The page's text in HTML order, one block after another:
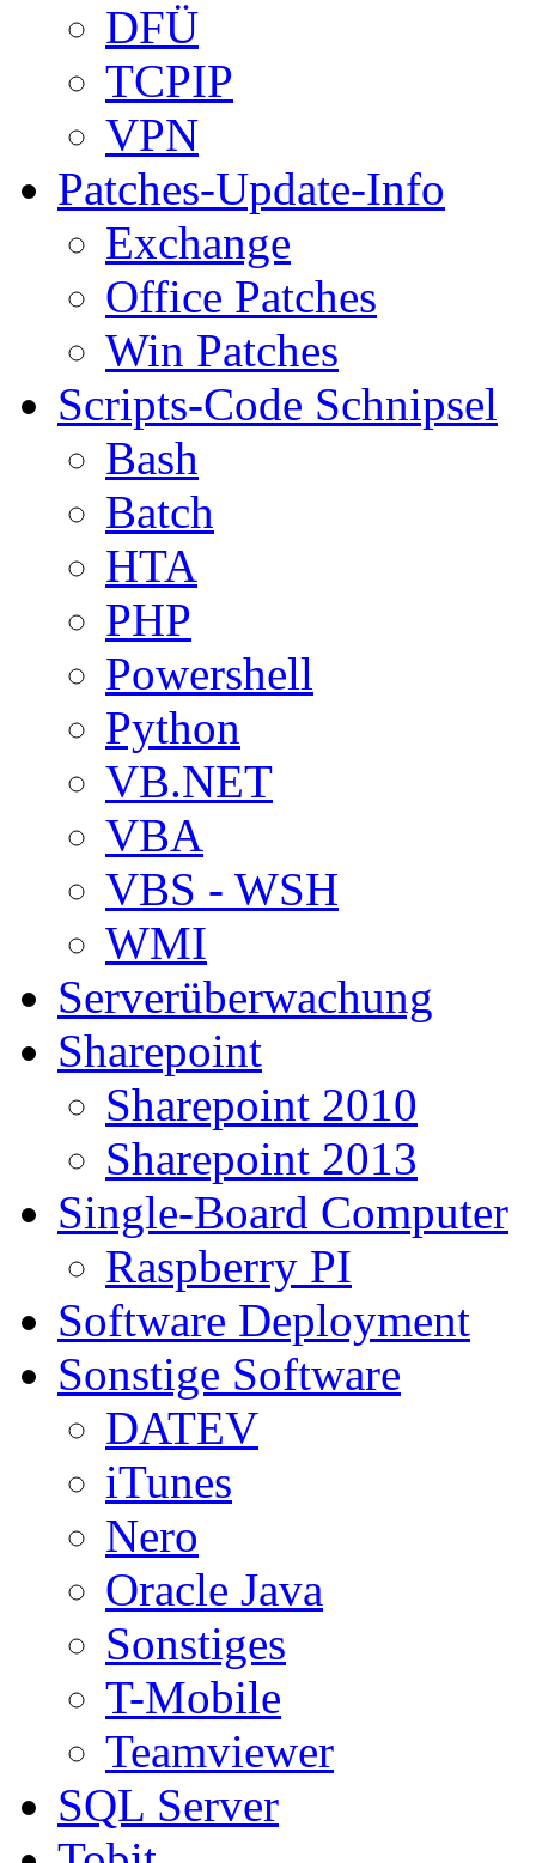
DFÜ
TCPIP
VPN
Patches-Update-Info
Exchange
Office Patches
Win Patches
Scripts-Code Schnipsel
Bash
Batch
HTA
PHP
Powershell
Python
VB.NET
VBA
VBS - WSH
WMI
Serverüberwachung
Sharepoint
Sharepoint 2010
Sharepoint 2013
Single-Board Computer
Raspberry PI
Software Deployment
Sonstige Software
DATEV
iTunes
Nero
Oracle Java
Sonstiges
T-Mobile
Teamviewer
SQL Server